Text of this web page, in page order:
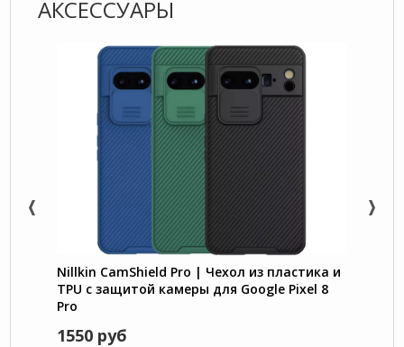
АКСЕССУАРЫ
Nillkin CamShield Pro | Чехол из пластика и
TPU с защитой камеры для Google Pixel 8
Pro
1550 руб